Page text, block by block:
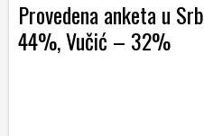
Provedena anketa u
44%, Vučić – 32%